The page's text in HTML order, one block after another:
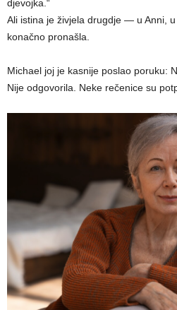
djevojka.“
Ali istina je živjela drugdje — u Anni,
konačno pronašla.
Michael joj je kasnije poslao poruku:
Nije odgovorila. Neke rečenice su